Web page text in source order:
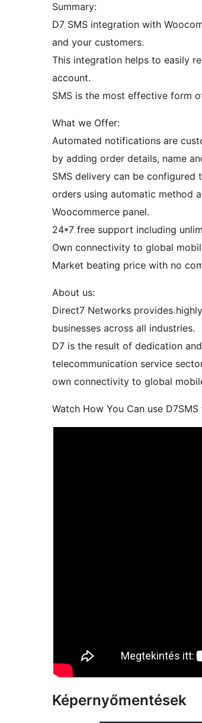
Summary:
D7 SMS integration with
and your customers.
This integration helps to easily
account.
SMS is the most effective form
What we Offer:
Automated notifications are
by adding order details, name
SMS delivery can be
orders using automatic method
Woocommerce panel.
24*7 free support including
Own connectivity to global
Market beating price with no
About us:
Direct7 Networks provides
businesses across all industries.
D7 is the result of dedication
telecommunication service
own connectivity to global
Watch How You Can use
Képernyőmentések